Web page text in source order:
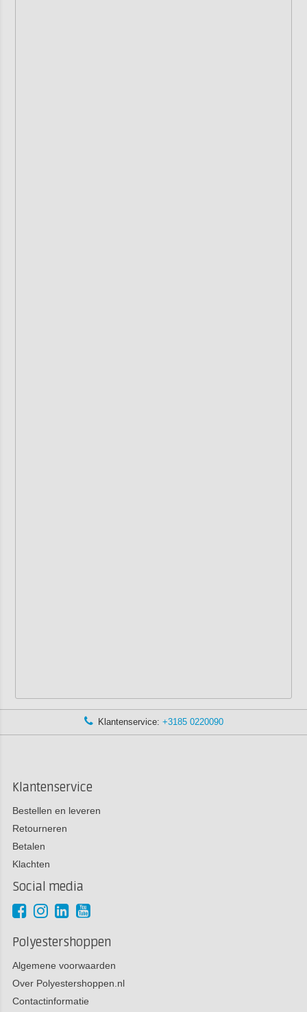
Klantenservice: +3185 0220090
Klantenservice
Bestellen en leveren
Retourneren
Betalen
Klachten
Social media
Polyestershoppen
Algemene voorwaarden
Over Polyestershoppen.nl
Contactinformatie